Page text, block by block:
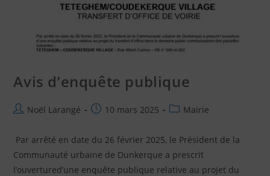
Avis d’enquête publique
Noël Larangé 10 mars 2025 Mairie
Par arrêté en date du 26 février 2025, le Président de la
Communauté urbaine de Dunkerque a prescrit
l’ouvertured’une enquête publique relative au projet du